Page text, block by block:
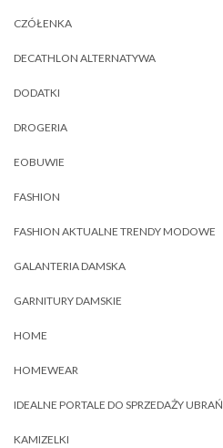
CZÓŁENKA
DECATHLON ALTERNATYWA
DODATKI
DROGERIA
EOBUWIE
FASHION
FASHION AKTUALNE TRENDY MODOWE
GALANTERIA DAMSKA
GARNITURY DAMSKIE
HOME
HOMEWEAR
IDEALNE PORTALE DO SPRZEDAŻY UBRAŃ
KAMIZELKI